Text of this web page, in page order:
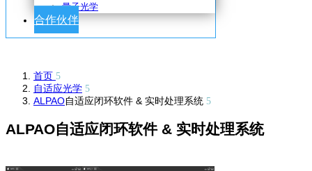
量子光学
合作伙伴
首页
自适应光学
ALPAO自适应闭环软件 & 实时处理系统
ALPAO自适应闭环软件 & 实时处理系统